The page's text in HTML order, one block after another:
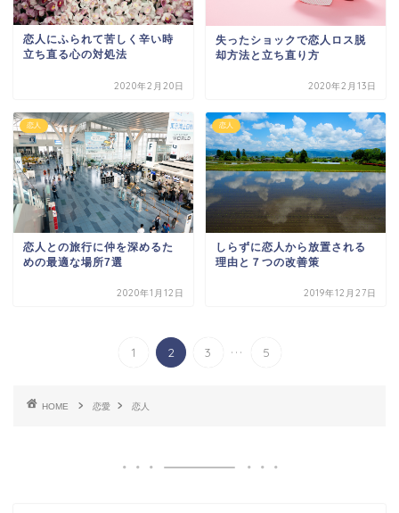
恋人にふられて苦しく辛い時
立ち直る心の対処法
2020年2月20日
失ったショックで恋人ロス脱
却方法と立ち直り方
2020年2月13日
恋人
恋人との旅行に仲を深めるた
めの最適な場所7選
2020年1月12日
恋人
しらずに恋人から放置される
理由と７つの改善策
2019年12月27日
1 2 3 ... 5
HOME 恋愛 恋人